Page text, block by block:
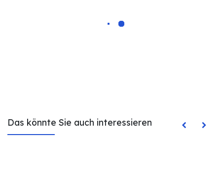
Das könnte Sie auch interessieren